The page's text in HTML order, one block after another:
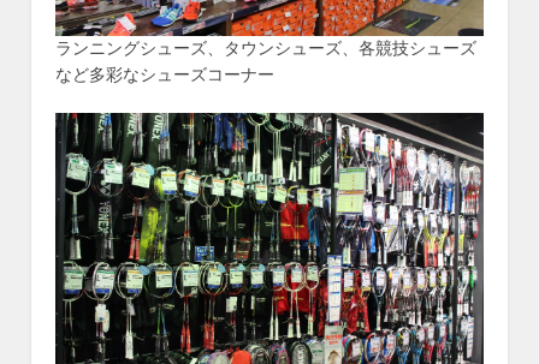
ランニングシューズ、タウンシューズ、各競技シューズ
など多彩なシューズコーナー